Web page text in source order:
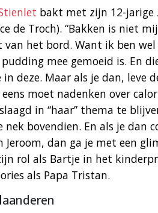
bakt met zijn 12-jarige
de Troch). “Bakken is niet
van het bord. Want ik ben
mee gemoeid is. En
deze. Maar als je dan, leve
moet nadenken over
in “haar” thema te
nek bovendien. En als je
Jeroom, dan ga je met een
rol als Bartje in het
als Papa Tristan.